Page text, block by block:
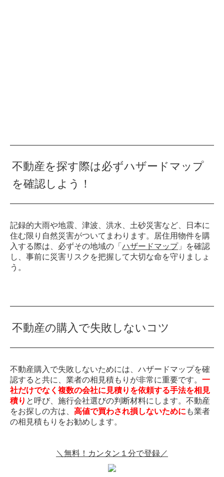
不動産を探す際は必ずハザードマップ
を確認しよう！
記録的大雨や地震、津波、洪水、土砂災害など、日本に
住む限り自然災害がついてまわります。居住用物件を購
入する際は、必ずその地域の「 ハザードマップ」を確認
し、事前に災害リスクを把握して大切な命を守りましょ
う。
不動産の購入で失敗しないコツ
不動産購入で失敗しないためには、ハザードマップを確
認すると共に、業者の相見積もりが非常に重要です。 一
社だけでなく複数の会社に見積りを依頼する手法を相見
積り と呼び、施行会社選びの判断材料にします。不動産
をお探しの方は、 高値で買わされ損しないために も業者
の相見積もりをお勧めします。
＼無料！カンタン１分で登録／